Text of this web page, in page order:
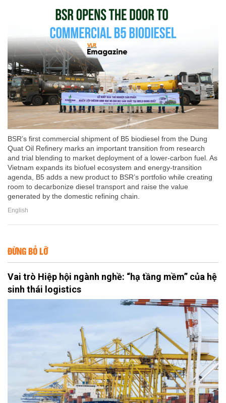
BSR’s first commercial shipment of B5 biodiesel from the Dung
Quat Oil Refinery marks an important transition from research
and trial blending to market deployment of a lower-carbon fuel. As
Vietnam expands its biofuel ecosystem and energy-transition
agenda, B5 adds a new product to BSR’s portfolio while creating
room to decarbonize diesel transport and raise the value
generated by the domestic refining chain.
English
ĐỪNG BỎ LỠ
Vai trò Hiệp hội ngành nghề: “hạ tầng mềm” của hệ
sinh thái logistics